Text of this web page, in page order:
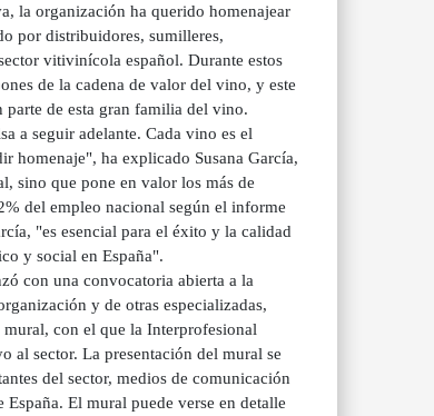
la organización ha querido homenajear
por distribuidores, sumilleres,
vitivinícola español. Durante estos
de la cadena de valor del vino, y este
de esta gran familia del vino.
a seguir adelante. Cada vino es el
homenaje", ha explicado Susana García,
sino que pone en valor los más de
del empleo nacional según el informe
"es esencial para el éxito y la calidad
y social en España".
con una convocatoria abierta a la
y de otras especializadas,
con el que la Interprofesional
al sector. La presentación del mural se
del sector, medios de comunicación
El mural puede verse en detalle